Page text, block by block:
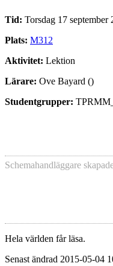
Tid: Torsdag 17
Plats: M312
Aktivitet: Lektion
Lärare: Ove Bayard ()
Studentgrupper:
Schemahandläggare
Hela världen får läsa.
Senast ändrad 2015-05-04